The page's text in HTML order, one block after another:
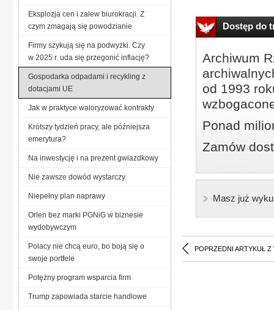
Dostęp do
Archiwum
od 1993
Ponad
Zamów
Masz już
POPRZEDNI ARTYKUŁ Z
Eksplozja cen i zalew biurokracji. Z
czym zmagają się powodzianie
Firmy szykują się na podwyżki. Czy
w 2025 r. uda się przegonić inflację?
Gospodarka odpadami i recykling z
dotacjami UE
Jak w praktyce waloryzować kontrakty
Krótszy tydzień pracy, ale późniejsza
emerytura?
Na inwestycję i na prezent gwiazdkowy
Nie zawsze dowód wystarczy
Niepełny plan naprawy
Orlen bez marki PGNiG w biznesie
wydobywczym
Polacy nie chcą euro, bo boją się o
swoje portfele
Potężny program wsparcia firm
Trump zapowiada starcie handlowe